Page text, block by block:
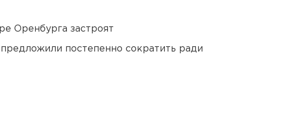
Оренбурга застроят
постепенно сократить ради